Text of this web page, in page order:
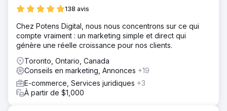
138 avis
Chez Potens Digital, nous nous concentrons sur ce qui
compte vraiment : un marketing simple et direct qui
génère une réelle croissance pour nos clients.
Toronto, Ontario, Canada
Conseils en marketing, Annonces +19
E-commerce, Services juridiques +3
À partir de $1,000